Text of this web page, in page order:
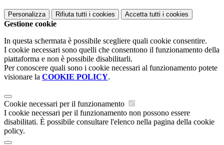
Personalizza Rifiuta tutti i cookies Accetta tutti i cookies
Gestione cookie
In questa schermata è possibile scegliere quali cookie consentire.
I cookie necessari sono quelli che consentono il funzionamento della
piattaforma e non è possibile disabilitarli.
Per conoscere quali sono i cookie necessari al funzionamento potete
visionare la COOKIE POLICY.
Cookie necessari per il funzionamento
I cookie necessari per il funzionamento non possono essere
disabilitati. È possibile consultare l'elenco nella pagina della cookie
policy.